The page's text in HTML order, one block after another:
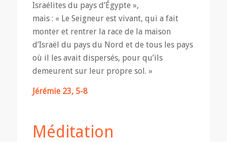
Israélites du pays d’Égypte »,
mais : « Le Seigneur est vivant, qui a fait
monter et rentrer la race de la maison
d’Israël du pays du Nord et de tous les pays
où il les avait dispersés, pour qu’ils
demeurent sur leur propre sol. »
Jérémie 23, 5-8
Méditation